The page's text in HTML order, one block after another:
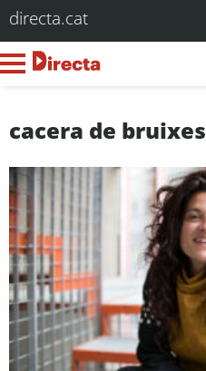
directa.cat
cacera de bruixes